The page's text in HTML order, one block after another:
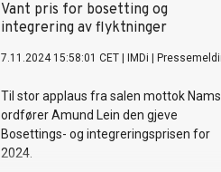
Vant pris for bosetting og
integrering av flyktninger
7.11.2024 15:58:01 CET IMDi
Til stor applaus fra salen mottok
ordfører Amund Lein den gjeve
Bosettings- og integreringsprisen for
2024.